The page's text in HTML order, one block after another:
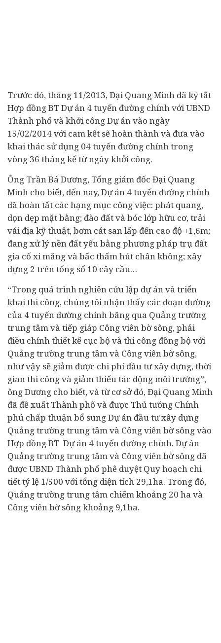
Trước đó, tháng 11/2013, Đại Quang Minh đã ký tắt
Hợp đồng BT Dự án 4 tuyến đường chính với UBND
Thành phố và khởi công Dự án vào ngày
15/02/2014 với cam kết sẽ hoàn thành và đưa vào
khai thác sử dụng 04 tuyến đường chính trong
vòng 36 tháng kể từ ngày khởi công.
Ông Trần Bá Dương, Tổng giám đốc Đại Quang
Minh cho biết, đến nay, Dự án 4 tuyến đường chính
đã hoàn tất các hạng mục công việc: phát quang,
dọn dẹp mặt bằng; đào đất và bóc lớp hữu cơ, trải
vải địa kỹ thuật, bơm cát san lấp đến cao độ +1,6m;
đang xử lý nền đất yếu bằng phương pháp trụ đất
gia cố xi măng và bấc thấm hút chân không; xây
dựng 2 trên tổng số 10 cây cầu…
“Trong quá trình nghiên cứu lập dự án và triển
khai thi công, chúng tôi nhận thấy các đoạn đường
của 4 tuyến đường chính băng qua Quảng trường
trung tâm và tiếp giáp Công viên bờ sông, phải
điều chỉnh thiết kế cục bộ và thi công đồng bộ với
Quảng trường trung tâm và Công viên bờ sông,
như vậy sẽ giảm được chi phí đầu tư xây dựng, thời
gian thi công và giảm thiểu tác động môi trường”,
ông Dương cho biết, và từ cơ sở đó, Đại Quang Minh
đã đề xuất Thành phố và được Thủ tướng Chính
phủ chấp thuận bổ sung Dự án đầu tư xây dựng
Quảng trường trung tâm và Công viên bờ sông vào
Hợp đồng BT Dự án 4 tuyến đường chính. Dự án
Quảng trường trung tâm và Công viên bờ sông đã
được UBND Thành phố phê duyệt Quy hoạch chi
tiết tỷ lệ 1/500 với tổng diện tích 29,1ha. Trong đó,
Quảng trường trung tâm chiếm khoảng 20 ha và
Công viên bờ sông khoảng 9,1ha.